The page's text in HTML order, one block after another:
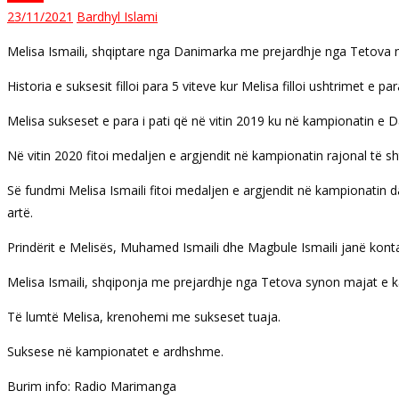
23/11/2021 Bardhyl Islami
Melisa Ismaili, shqiptare nga Danimarka me prejardhje nga
Historia e suksesit filloi para 5 viteve kur Melisa filloi ushtrimet e
Melisa sukseset e para i pati që në vitin 2019 ku në kampionatin e
Në vitin 2020 fitoi medaljen e argjendit në kampionatin rajonal të
Së fundmi Melisa Ismaili fitoi medaljen e argjendit në kampionatin
artë.
Prindërit e Melisës, Muhamed Ismaili dhe Magbule Ismaili janë
Melisa Ismaili, shqiponja me prejardhje nga Tetova synon majat e
Të lumtë Melisa, krenohemi me sukseset tuaja.
Suksese në kampionatet e ardhshme.
Burim info: Radio Marimanga